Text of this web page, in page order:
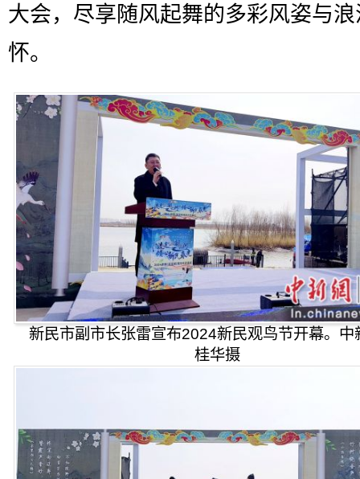
大会，尽享随风起舞的多彩风姿与
怀。
新民市副市长张雷宣布2024新民观鸟节开幕。中
桂华摄